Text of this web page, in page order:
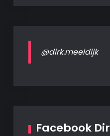
@dirk.meeldijk
Facebook